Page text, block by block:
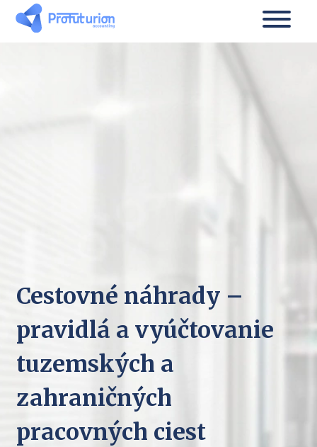
Cestovné náhrady –
pravidlá a vyúčtovanie
tuzemských a
zahraničných
pracovných ciest